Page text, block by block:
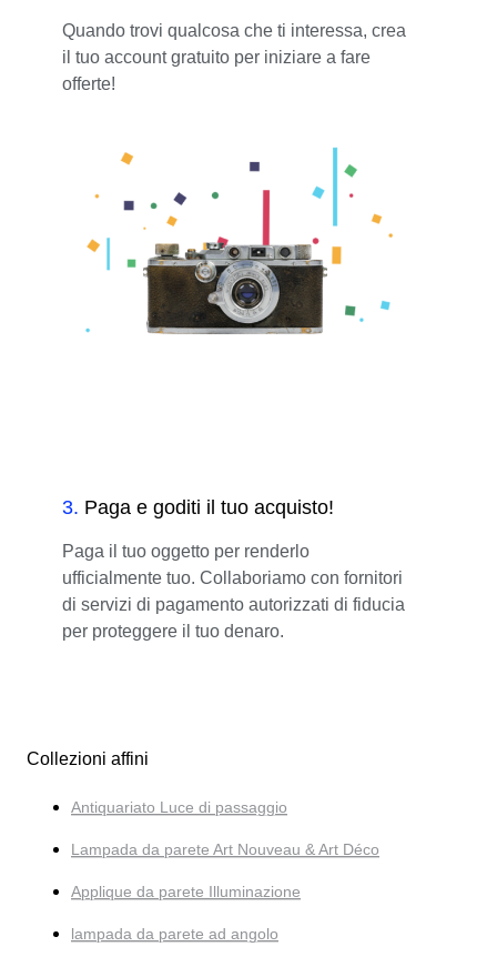
Quando trovi qualcosa che ti interessa, crea
il tuo account gratuito per iniziare a fare
offerte!
3. Paga e goditi il tuo acquisto!
Paga il tuo oggetto per renderlo
ufficialmente tuo. Collaboriamo con fornitori
di servizi di pagamento autorizzati di fiducia
per proteggere il tuo denaro.
Collezioni affini
Antiquariato Luce di passaggio
Lampada da parete Art Nouveau & Art Déco
Applique da parete Illuminazione
lampada da parete ad angolo